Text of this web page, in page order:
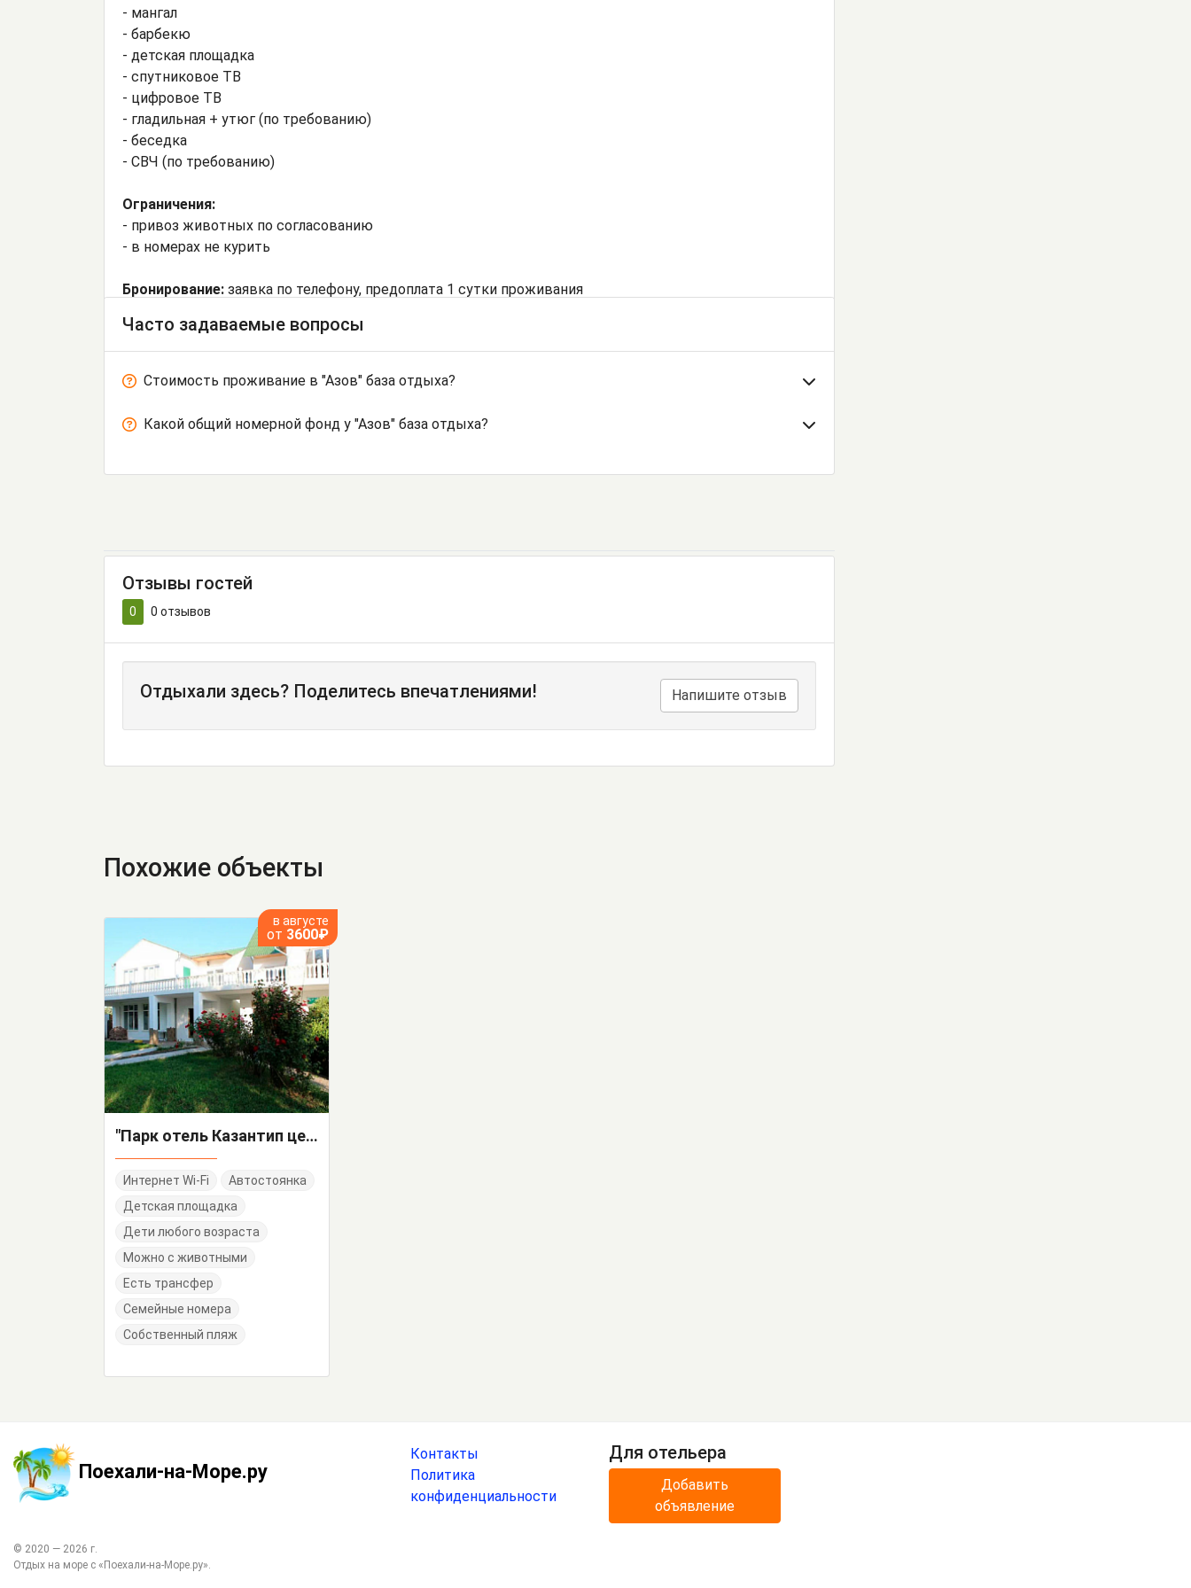
- мангал
- барбекю
- детская площадка
- спутниковое ТВ
- цифровое ТВ
- гладильная + утюг (по требованию)
- беседка
- СВЧ (по требованию)
Ограничения:
- привоз животных по согласованию
- в номерах не курить
Бронирование: заявка по телефону, предоплата 1 сутки проживания
Часто задаваемые вопросы
Стоимость проживание в "Азов" база отдыха?
Какой общий номерной фонд у "Азов" база отдыха?
Отзывы гостей
0 0 отзывов
Отдыхали здесь? Поделитесь впечатлениями! Напишите отзыв
Похожие объекты
в августе
от 3600₽
"Парк отель Казантип центр" база отдыха
Интернет Wi-Fi
Автостоянка
Детская площадка
Дети любого возраста
Можно с животными
Есть трансфер
Семейные номера
Собственный пляж
Поехали-на-Море.ру
Контакты
Политика
конфиденциальности
Для отельера
Добавить
объявление
© 2020 — 2026 г.
Отдых на море с «Поехали-на-Море.ру».